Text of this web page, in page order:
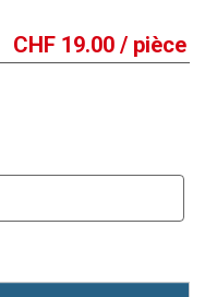
CHF 19.00 / pièce